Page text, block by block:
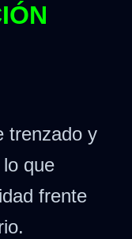
trenzado y
que
frente